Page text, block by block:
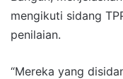
mengikuti sidang
penilaian.
“Mereka yang